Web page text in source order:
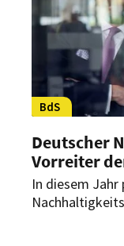
BdS
Deutscher
Vorreiter
In diesem